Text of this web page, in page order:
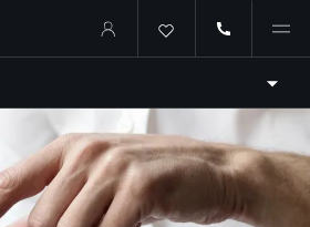
в ипотеку